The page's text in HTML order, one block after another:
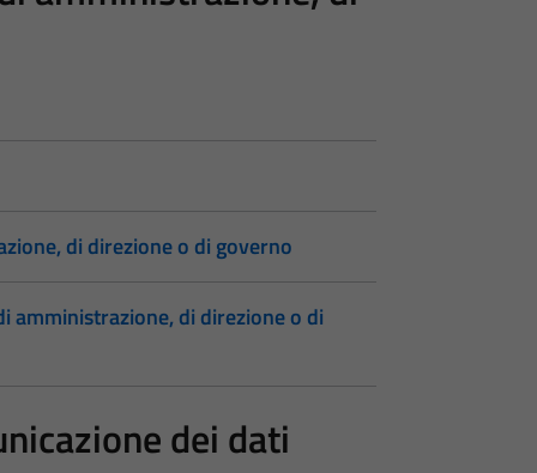
di direzione o di governo
amministrazione, di direzione o di
dei dati